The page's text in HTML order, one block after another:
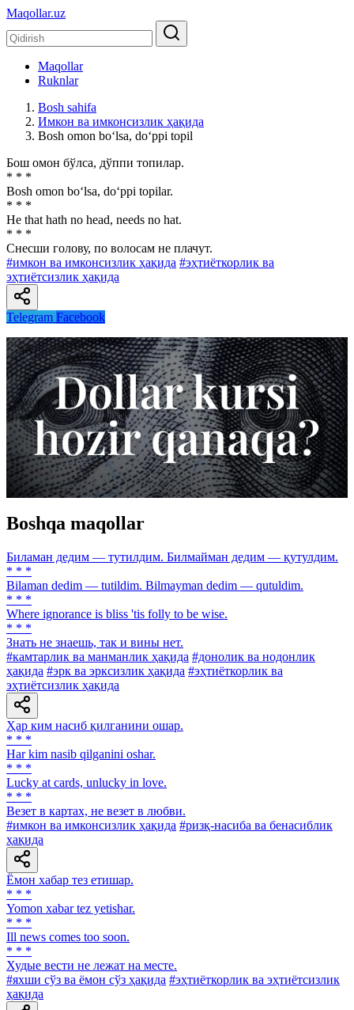
Maqollar.uz
Maqollar
Ruknlar
Bosh sahifa
Имкон ва имконсизлик ҳақида
Bosh omon bo‘lsa, do‘ppi topil
Бош омон бўлса, дўппи топилар.
* * *
Bosh omon bo‘lsa, do‘ppi topilar.
* * *
He that hath no head, needs no hat.
* * *
Снесши голову, по волосам не плачут.
#имкон ва имконсизлик ҳақида #эҳтиёткорлик ва
эҳтиётсизлик ҳақида
Telegram Facebook
Boshqa maqollar
Биламан дедим — тутилдим. Билмайман дедим — қутулдим.
* * *
Bilaman dedim — tutildim. Bilmayman dedim — qutuldim.
* * *
Where ignorance is bliss 'tis folly to be wise.
* * *
Знать не знаешь, так и вины нет.
#камтарлик ва манманлик ҳақида #донолик ва нодонлик
ҳақида #эрк ва эрксизлик ҳақида #эҳтиёткорлик ва
эҳтиётсизлик ҳақида
Ҳар ким насиб қилганини ошар.
* * *
Har kim nasib qilganini oshar.
* * *
Lucky at cards, unlucky in love.
* * *
Везет в картах, не везет в любви.
#имкон ва имконсизлик ҳақида #ризқ-насиба ва бенасиблик
ҳақида
Ёмон хабар тез етишар.
* * *
Yomon xabar tez yetishar.
* * *
Ill news comes too soon.
* * *
Худые вести не лежат на месте.
#яхши сўз ва ёмон сўз ҳақида #эҳтиёткорлик ва эҳтиётсизлик
ҳақида